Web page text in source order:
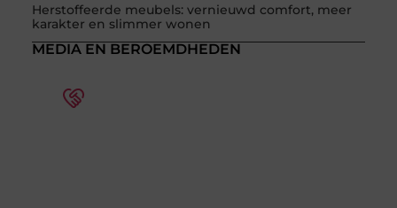
Herstoffeerde meubels: vernieuwd comfort, meer
karakter en slimmer wonen
MEDIA EN BEROEMDHEDEN